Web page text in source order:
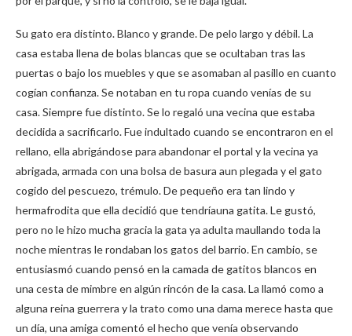
Su gato era distinto. Blanco y grande. De pelo largo y débil. La
casa estaba llena de bolas blancas que se ocultaban tras las
puertas o bajo los muebles y que se asomaban al pasillo en cuanto
cogían confianza. Se notaban en tu ropa cuando venías de su
casa. Siempre fue distinto. Se lo regaló una vecina que estaba
decidida a sacrificarlo. Fue indultado cuando se encontraron en el
rellano, ella abrigándose para abandonar el portal y la vecina ya
abrigada, armada con una bolsa de basura aun plegada y el gato
cogido del pescuezo, trémulo. De pequeño era tan lindo y
hermafrodita que ella decidió que tendríauna gatita. Le gustó,
pero no le hizo mucha gracia la gata ya adulta maullando toda la
noche mientras le rondaban los gatos del barrio. En cambio, se
entusiasmó cuando pensó en la camada de gatitos blancos en
una cesta de mimbre en algún rincón de la casa. La llamó como a
alguna reina guerrera y la trato como una dama merece hasta que
un día, una amiga comentó el hecho que venía observando